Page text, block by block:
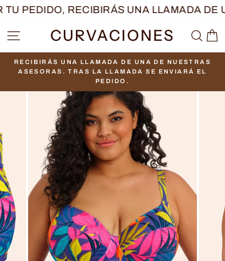
Ir
PEDIDO, RECIBIRÁS UNA LLAMADA DE
NAVEGACIÓN
CURVACIONES
diapositivas
pausa
RECIBIRÁS UNA LLAMADA DE UNA DE NUESTRAS
ASESORAS. TRAS LA LLAMADA SE ENVIARÁ EL
PEDIDO.